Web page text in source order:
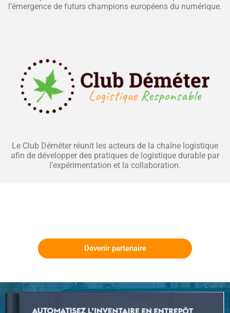
l’émergence de futurs champions européens du numérique.
Le Club Déméter réunit les acteurs de la chaîne logistique
afin de développer des pratiques de logistique durable par
l’expérimentation et la collaboration.
Devenir partenaire